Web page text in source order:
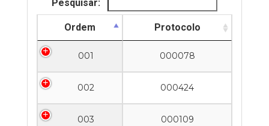
Pesquisar:
Ordem Protocolo
001 000078
002 000424
003 000109